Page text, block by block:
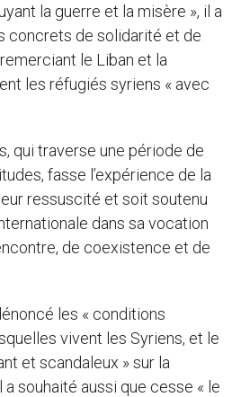
la guerre et la misère », il a
concrets de solidarité et de
le Liban et la
les réfugiés syriens « avec
qui traverse une période de
fasse l’expérience de la
ressuscité et soit soutenu
dans sa vocation
de coexistence et de
les « conditions
vivent les Syriens, et le
et scandaleux » sur la
a souhaité aussi que cesse « le